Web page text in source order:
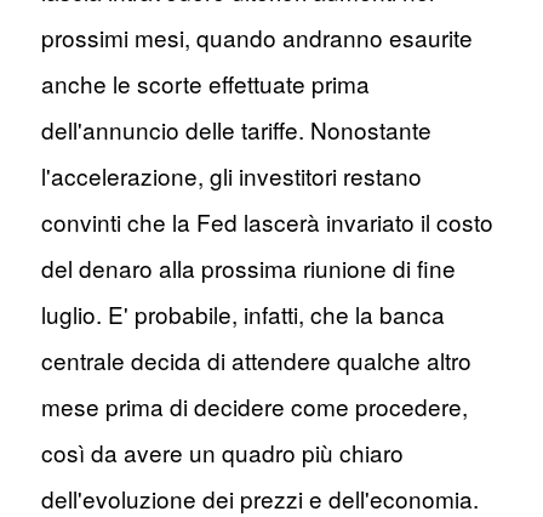
prossimi mesi, quando andranno esaurite
anche le scorte effettuate prima
dell'annuncio delle tariffe. Nonostante
l'accelerazione, gli investitori restano
convinti che la Fed lascerà invariato il costo
del denaro alla prossima riunione di fine
luglio. E' probabile, infatti, che la banca
centrale decida di attendere qualche altro
mese prima di decidere come procedere,
così da avere un quadro più chiaro
dell'evoluzione dei prezzi e dell'economia.